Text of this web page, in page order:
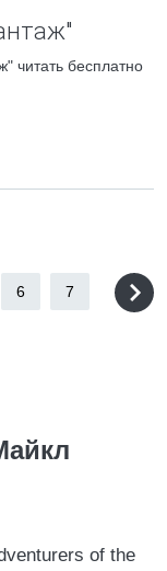
читать бесплатно
6 7
of the